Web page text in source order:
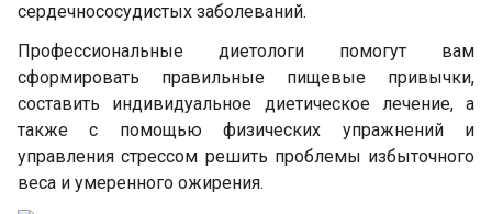
сердечнососудистых заболеваний.
Профессиональные диетологи помогут вам
сформировать правильные пищевые привычки,
составить индивидуальное диетическое лечение, а
также с помощью физических упражнений и
управления стрессом решить проблемы избыточного
веса и умеренного ожирения.